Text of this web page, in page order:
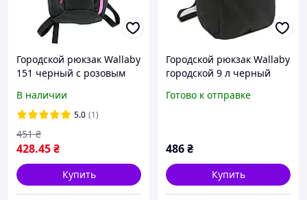
Городской рюкзак Wallaby
151 черный с розовым
В наличии
5.0 (1)
428.45₴
451 ₴
Купить
Городской рюкзак Wallaby
городской 9 л черный
Готово к отправке
486₴
Купить